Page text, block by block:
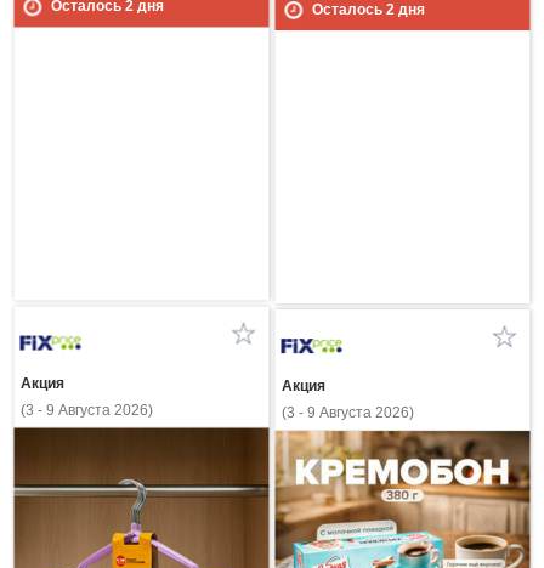
Осталось 2дня Осталось 2дня
Акция
(3 - 9 Августа 2026)
Акция
(3 - 9 Августа 2026)